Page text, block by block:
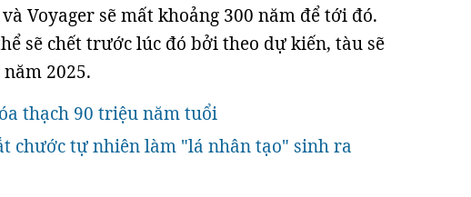
Voyager sẽ mất khoảng 300 năm để tới đó.
sẽ chết trước lúc đó bởi theo dự kiến, tàu sẽ
2025.
thạch 90 triệu năm tuổi
chước tự nhiên làm "lá nhân tạo" sinh ra